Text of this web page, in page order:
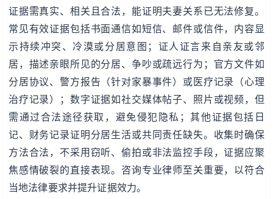
证据需真实、相关且合法，能证明夫妻关系已无法修复。
常见有效证据包括书面通信如短信、邮件或信件，内容显
示持续冲突、冷漠或分居意图；证人证言来自亲友或邻
居，描述亲眼所见的分居、争吵或疏远行为；官方文件如
分居协议、警方报告（针对家暴事件）或医疗记录（心理
治疗记录）；数字证据如社交媒体帖子、照片或视频，但
需通过合法途径获取，避免侵犯隐私；其他证据包括日
记、财务记录证明分居生活或共同责任缺失。收集时确保
方法合法，不采用窃听、偷拍或非法监控手段，证据应聚
焦感情破裂的直接表现。咨询专业律师至关重要，以符合
当地法律要求并提升证据效力。